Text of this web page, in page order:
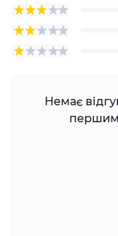
Немає
першим,